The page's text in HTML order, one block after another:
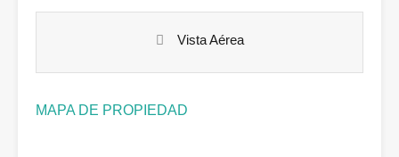
Vista Aérea
MAPA DE PROPIEDAD